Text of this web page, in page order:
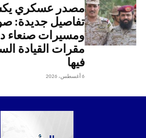
مصدر عسكري
تفاصيل جديدة:
ومسيرات صنعاء
مقرات القيادة
فيها
6 أغسطس، 2026